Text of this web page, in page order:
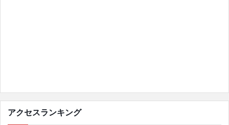
アクセスランキング